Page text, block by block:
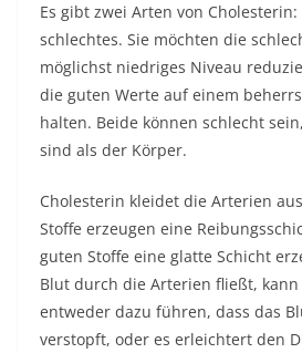
Es gibt zwei Arten von
schlechtes. Sie möchten die
möglichst niedriges Niveau
die guten Werte auf einem
halten. Beide können schlecht
sind als der Körper.
Cholesterin kleidet die Arterien
Stoffe erzeugen eine
guten Stoffe eine glatte Schicht
Blut durch die Arterien fließt, kann
entweder dazu führen, dass das
verstopft, oder es erleichtert den